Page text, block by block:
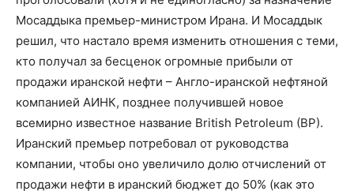
Мосаддыка премьер-министром Ирана. И Мосаддык
решил, что настало время изменить отношения с теми,
кто получал за бесценок огромные прибыли от
продажи иранской нефти – Англо-иранской нефтяной
компанией АИНК, позднее получившей новое
всемирно известное название British Petroleum (BP).
Иранский премьер потребовал от руководства
компании, чтобы оно увеличило долю отчислений от
продажи нефти в иранский бюджет до 50% (как это